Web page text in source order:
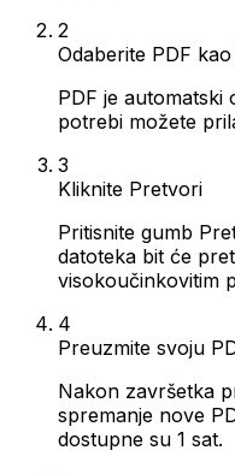
2
Odaberite PDF
PDF je automatski
potrebi možete
3
Kliknite Pretvori
Pritisnite gumb
datoteka bit će
visokoučinkovitim
4
Preuzmite svoju
Nakon završetka
spremanje nove
dostupne su 1 sat.